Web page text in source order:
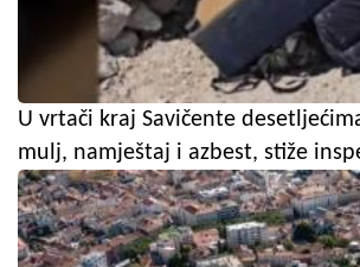
U vrtači kraj Savičente
mulj, namještaj i azbest, stiže